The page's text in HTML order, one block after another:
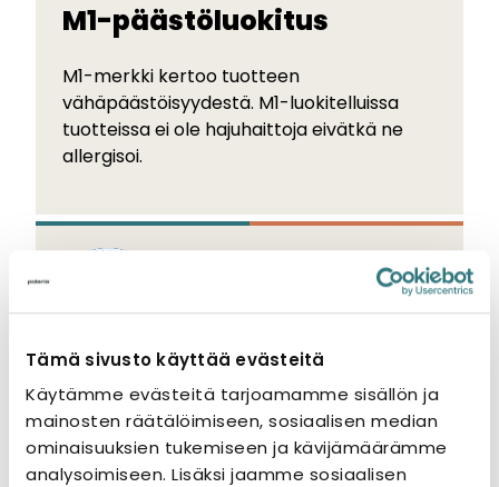
Tämä sivusto käyttää evästeitä
Käytämme evästeitä tarjoamamme sisällön ja
mainosten räätälöimiseen, sosiaalisen median
ominaisuuksien tukemiseen ja kävijämäärämme
analysoimiseen. Lisäksi jaamme sosiaalisen
M1-päästöluokitus
M1-merkki kertoo tuotteen
vähäpäästöisyydestä. M1-luokitelluissa
tuotteissa ei ole hajuhaittoja eivätkä ne
allergisoi.
FI-merkki
FI-merkki osoittaa, että tuote täyttää
standardin tai viranomaismääräysten ja -
ohjeiden vaatimukset.